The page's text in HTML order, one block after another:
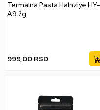
Termalna Pasta Halnziye HY-
A9 2g
999,00 RSD